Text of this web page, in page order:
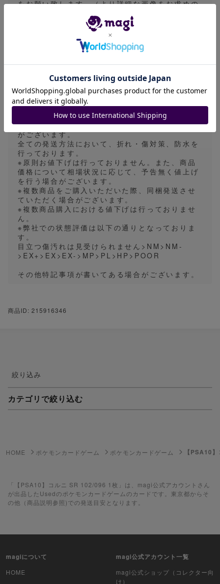
をお願い致します。（より詳細な画像をお求めの
ご購入後の質問にはお答えできない場合がござい
※ 鑑定品についてはグレードに問わず白欠けや汚
れ、ケースの傷等が見受けられる場合がございま
ご理解の上ご購入ください。
※発送方法はゆうパケット、ゆうパック、一般書
留、ネコポス、宅急便のいずれかで行います。基
本的に発送方法の指定は対応しておりません。
発送目安は5~7日になっておりますが、業務の都
合上、発送目安より早く発送させていただく場合
がございます。
全ての発送方法において、折れ・傷対策、防水を
行っております。
※原則お値下げは行っておりません。また、商品
価格について相場状況に応じて、予告無く値上げ
を行う場合がございます。
※複数商品をご購入いただいた際、同梱発送させ
ていただく場合がございます。
※複数商品購入における値下げは行っておりませ
ん。
※弊社での状態評価は以下の通りとなっておりま
す。
目立つ傷汚れは見受けられません>NM>NM-
>EX+>EX>EX->MP>PL>HP>POOR
その他特記事項が書いてある場合がございます。
商品ID: 215916346
絞り込み
カテゴリで絞り込む
遊戯王
遊戯王ラッシュデュエル
ポケカ（未開封パック）
HOME ポケモンカードゲーム ポケモンカードゲーム 【PSA10
「【PSA10】コルニ SR 102/096 1枚」は、magi公式アカウントさん
が出品したUsedのポケモンカードゲームのカードです。東京都からそ
の他（商品説明参照)での発送目安となります。
magiについて
HOME
magi公式アカウント一覧
magi公式ショップ（コレクター向
け）